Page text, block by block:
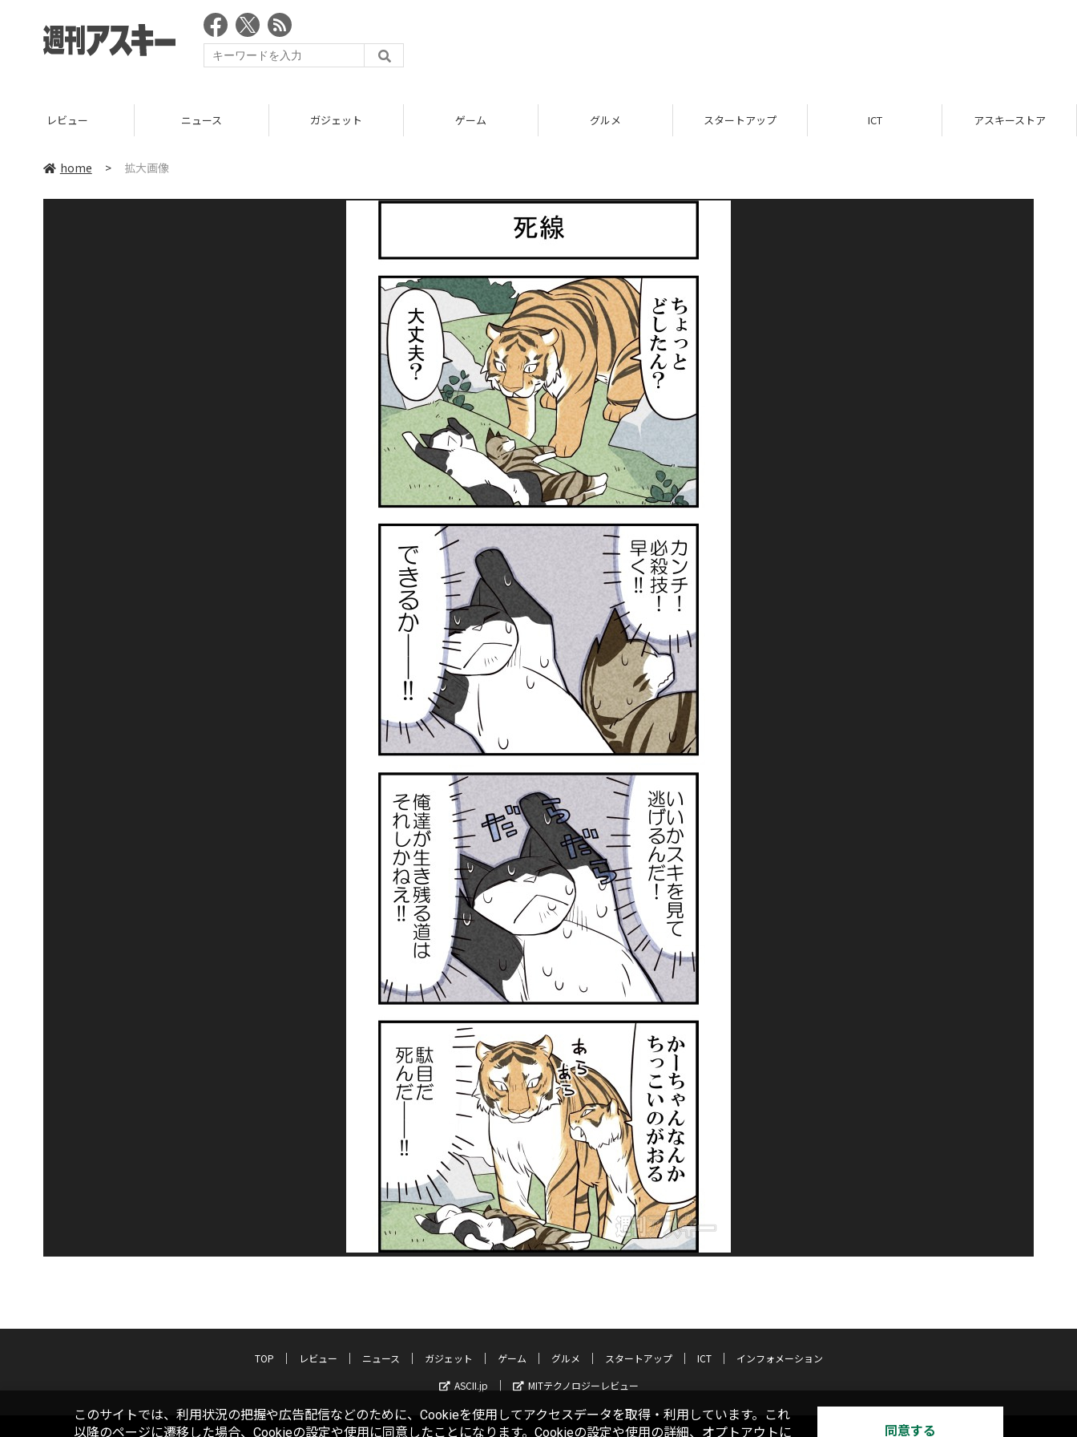
レビュー ニュース ガジェット ゲーム グルメ スタートアップ ICT アスキーストア
home > 拡大画像
TOP レビュー ニュース ガジェット ゲーム グルメ スタートアップ ICT
インフォメーション
ASCII.jp
MITテクノロジーレビュー
このサイトでは、利用状況の把握や広告配信などのために、Cookieを使用してアクセスデータを取得・利用しています。これ
以降のページに遷移した場合、Cookieの設定や使用に同意したことになります。Cookieの設定や使用の詳細、オプトアウトに
同意する